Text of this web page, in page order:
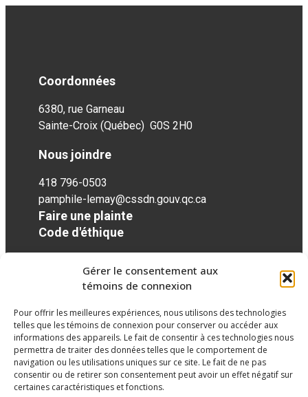
Gérer le consentement aux
témoins de connexion
Pour offrir les meilleures expériences, nous utilisons des technologies
telles que les témoins de connexion pour conserver ou accéder aux
informations des appareils. Le fait de consentir à ces technologies nous
permettra de traiter des données telles que le comportement de
navigation ou les utilisations uniques sur ce site. Le fait de ne pas
consentir ou de retirer son consentement peut avoir un effet négatif sur
certaines caractéristiques et fonctions.
Coordonnées
6380, rue Garneau
Sainte-Croix (Québec) G0S 2H0
Nous joindre
418 796-0503
pamphile-lemay@cssdn.gouv.qc.ca
Faire une plainte
Code d'éthique
Réseaux sociaux
facebook
twittergoogleplusgoogleplusgoogleplus